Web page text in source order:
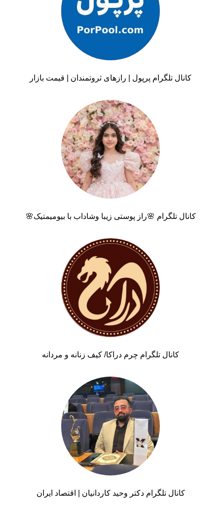
کانال تلگرام پرپول | رازهای ثروتمندان | قیمت بازار
کانال تلگرام 🌸راز پوستی زیبا وشاداب با بیومیمتیک🌸
کانال تلگرام چرم دراکا/ کیف زنانه و مردانه
کانال تلگرام دکتر وحید کاردانیان | اقتصاد ایران